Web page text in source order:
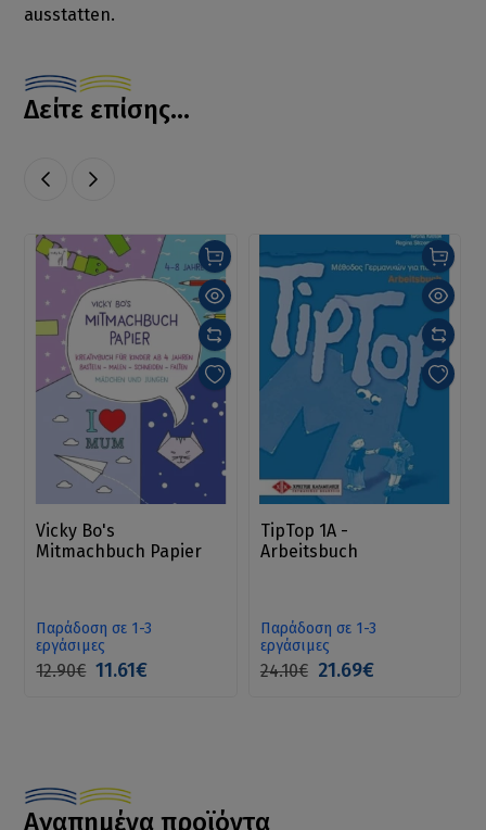
ausstatten.
Δείτε επίσης...
Vicky Bo's
Mitmachbuch Papier
Παράδοση σε 1-3
εργάσιμες
12.90€ 11.61€
TipTop 1A -
Arbeitsbuch
Παράδοση σε 1-3
εργάσιμες
24.10€ 21.69€
Αγαπημένα προϊόντα